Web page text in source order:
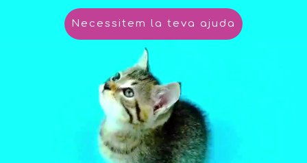
Necessitem la teva ajuda